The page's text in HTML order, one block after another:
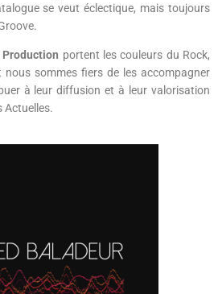
se veut éclectique, mais toujours
portent les couleurs du Rock,
sommes fiers de les accompagner
à leur diffusion et à leur valorisation
Actuelles.